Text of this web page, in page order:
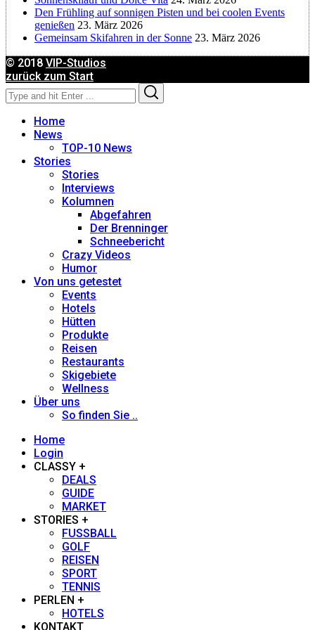
Constanze Buss
Dagmar Gehm
Derk Hoberg
Eliane Droemer
Elsa Honecker
Fred Fettner
Georg Weindl
Gerhard Fuhrmann
Heidi Siefert
Heiner Sieger
Henno Heintz
Hans-Herbert Holzamer
Johanna Stöckl
Jürgen Löhle
Jupp Suttner
Kathrin Thoma-Bregar
Den Frühling auf sonnigen Pisten und bei coolen Events
genießen 23. März 2026
Gemeinsam Skifahren in der Sonne 23. März 2026
© 2018 VIP-Studios
zurück zum Start
Search
for:
Home
News
TOP-10 News
Stories
Stories
Interviews
Kolumnen
Abgefahren
Der Brenninger
Schneebericht
Crazy Videos
Humor
Von uns getestet
Events
Hotels
Hütten
Produkte
Reisen
Restaurants
Skigebiete
Wellness
Über uns
So finden Sie ..
Home
Login
CLASSY +
DEALS
GUIDE
MARKET
STORIES +
FUSSBALL
GOLF
REISEN
SPORT
TENNIS
PERLEN +
HOTELS
KONTAKT